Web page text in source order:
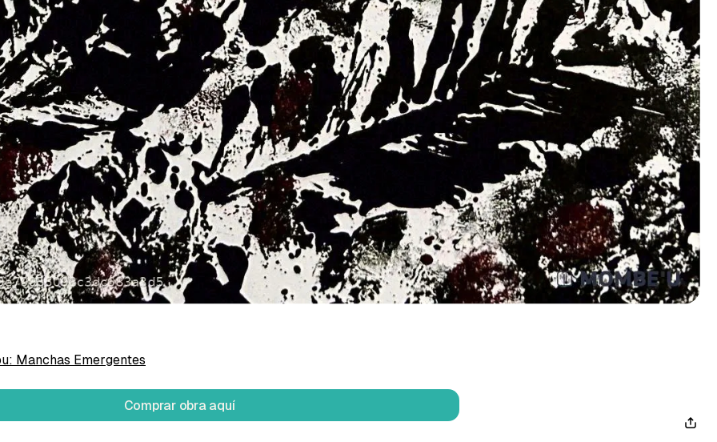
Verenize Madalaine
papel
Manchas Emergentes
Comprar obra aquí